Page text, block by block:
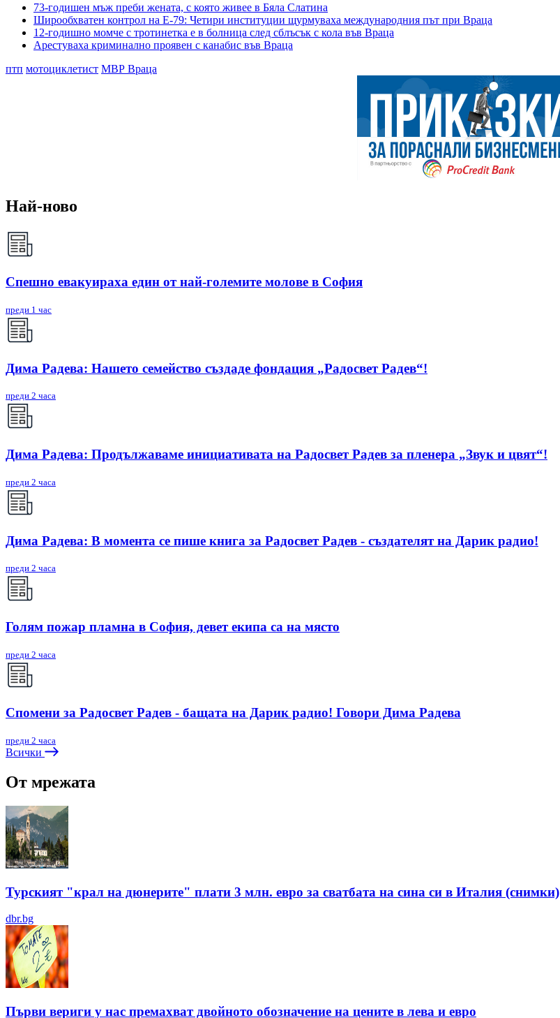
73-годишен мъж преби жената, с която живее в Бяла Слатина
Широобхватен контрол на Е-79: Четири институции щурмуваха международния път при Враца
12-годишно момче с тротинетка е в болница след сблъсък с кола във Враца
Арестуваха криминално проявен с канабис във Враца
птп мотоциклетист МВР Враца
Най-ново
Спешно евакуираха един от най-големите молове в София
преди 1 час
Дима Радева: Нашето семейство създаде фондация „Радосвет Радев“!
преди 2 часа
Дима Радева: Продължаваме инициативата на Радосвет Радев за пленера „Звук и цвят“!
преди 2 часа
Дима Радева: В момента се пише книга за Радосвет Радев - създателят на Дарик радио!
преди 2 часа
Голям пожар пламна в София, девет екипа са на място
преди 2 часа
Спомени за Радосвет Радев - бащата на Дарик радио! Говори Дима Радева
преди 2 часа
Всички
От мрежата
Турският "крал на дюнерите" плати 3 млн. евро за сватбата на сина си в Италия (снимки)
dbr.bg
Първи вериги у нас премахват двойното обозначение на цените в лева и евро